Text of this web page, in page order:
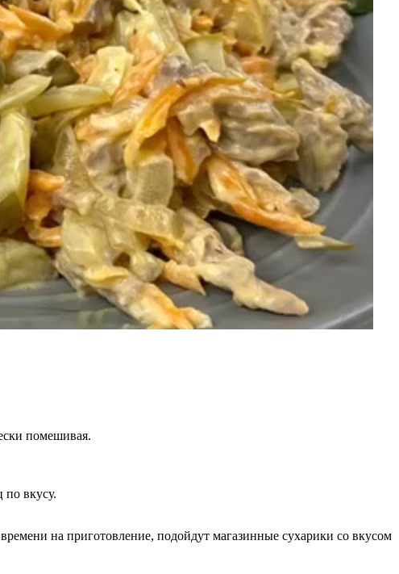
помешивая.
по вкусу.
на приготовление, подойдут магазинные сухарики со вкусом